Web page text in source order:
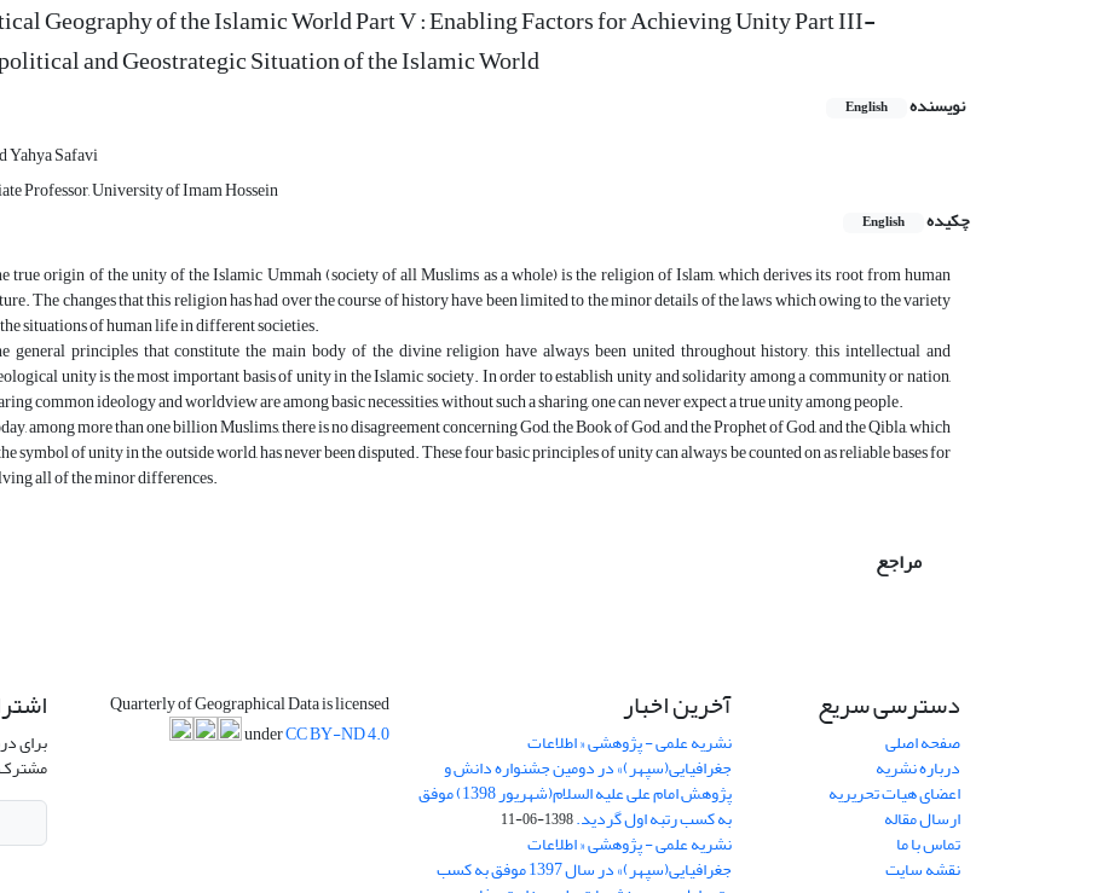
Geography of the Islamic World Part V : Enabling Factors for Achieving Unity Part III-
and Geostrategic Situation of the Islamic World
نویسنده English
Yahya Safavi
Professor, University of Imam Hossein
چکیده
English
true origin of the unity of the Islamic Ummah (society of all Muslims as a whole) is the religion of Islam, which derives its root from human
The changes that this religion has had over the course of history have been limited to the minor details of the laws which owing to the variety
situations of human life in different societies.
general principles that constitute the main body of the divine religion have always been united throughout history, this intellectual and
unity is the most important basis of unity in the Islamic society. In order to establish unity and solidarity among a community or nation,
common ideology and worldview are among basic necessities, without such a sharing, one can never expect a true unity among people.
among more than one billion Muslims, there is no disagreement concerning God, the Book of God, and the Prophet of God, and the Qibla, which
symbol of unity in the outside world, has never been disputed. These four basic principles of unity can always be counted on as reliable bases for
all of the minor differences.
مراجع
دسترسی سریع
صفحه اصلی
درباره نشریه
اعضای هیات تحریریه
ارسال مقاله
تماس با ما
نقشه سایت
آخرین اخبار
نشریه علمی - پژوهشی « اطلاعات
جغرافیایی(سپهر)» در دومین جشنواره دانش و
پژوهش امام علی علیه السلام(شهریور 1398) موفق
به کسب رتبه اول گردید.1398-06-11
نشریه علمی - پژوهشی « اطلاعات
جغرافیایی(سپهر)» در سال 1397 موفق به کسب
Quarterly of Geographical Data is licensed
underCC BY-ND 4.0 برای